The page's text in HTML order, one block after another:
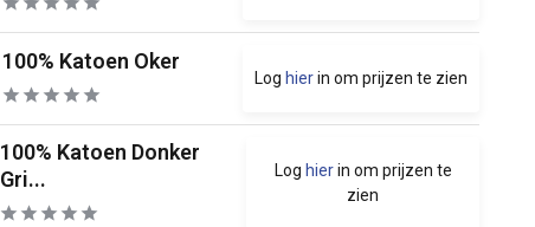
100% Katoen Oker
Log hierin om prijzen te zien
100% Katoen Donker
Gri...
Log hierin om prijzen te
zien